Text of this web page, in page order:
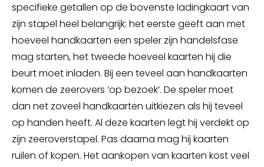
specifieke getallen op de bovenste ladingkaart van
zijn stapel heel belangrijk: het eerste geeft aan met
hoeveel handkaarten een speler zijn handelsfase
mag starten, het tweede hoeveel kaarten hij die
beurt moet inladen. Bij een teveel aan handkaarten
komen de zeerovers ‘op bezoek’. De speler moet
dan net zoveel handkaarten uitkiezen als hij teveel
op handen heeft. Al deze kaarten legt hij verdekt op
zijn zeeroverstapel. Pas daarna mag hij kaarten
ruilen of kopen. Het aankopen van kaarten kost veel